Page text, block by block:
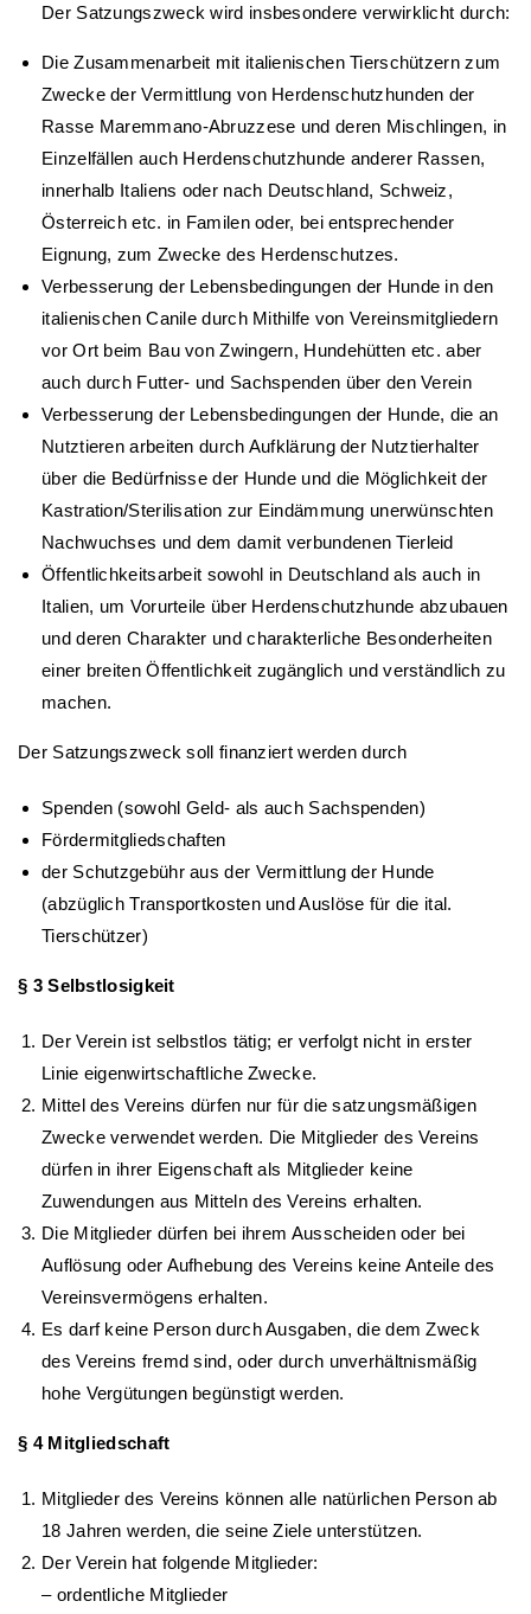
Der Satzungszweck wird insbesondere verwirklicht durch:
Die Zusammenarbeit mit italienischen Tierschützern zum
Zwecke der Vermittlung von Herdenschutzhunden der
Rasse Maremmano-Abruzzese und deren Mischlingen, in
Einzelfällen auch Herdenschutzhunde anderer Rassen,
innerhalb Italiens oder nach Deutschland, Schweiz,
Österreich etc. in Familen oder, bei entsprechender
Eignung, zum Zwecke des Herdenschutzes.
Verbesserung der Lebensbedingungen der Hunde in den
italienischen Canile durch Mithilfe von Vereinsmitgliedern
vor Ort beim Bau von Zwingern, Hundehütten etc. aber
auch durch Futter- und Sachspenden über den Verein
Verbesserung der Lebensbedingungen der Hunde, die an
Nutztieren arbeiten durch Aufklärung der Nutztierhalter
über die Bedürfnisse der Hunde und die Möglichkeit der
Kastration/Sterilisation zur Eindämmung unerwünschten
Nachwuchses und dem damit verbundenen Tierleid
Öffentlichkeitsarbeit sowohl in Deutschland als auch in
Italien, um Vorurteile über Herdenschutzhunde abzubauen
und deren Charakter und charakterliche Besonderheiten
einer breiten Öffentlichkeit zugänglich und verständlich zu
machen.
Der Satzungszweck soll finanziert werden durch
Spenden (sowohl Geld- als auch Sachspenden)
Fördermitgliedschaften
der Schutzgebühr aus der Vermittlung der Hunde
(abzüglich Transportkosten und Auslöse für die ital.
Tierschützer)
§ 3 Selbstlosigkeit
Der Verein ist selbstlos tätig; er verfolgt nicht in erster
Linie eigenwirtschaftliche Zwecke.
Mittel des Vereins dürfen nur für die satzungsmäßigen
Zwecke verwendet werden. Die Mitglieder des Vereins
dürfen in ihrer Eigenschaft als Mitglieder keine
Zuwendungen aus Mitteln des Vereins erhalten.
Die Mitglieder dürfen bei ihrem Ausscheiden oder bei
Auflösung oder Aufhebung des Vereins keine Anteile des
Vereinsvermögens erhalten.
Es darf keine Person durch Ausgaben, die dem Zweck
des Vereins fremd sind, oder durch unverhältnismäßig
hohe Vergütungen begünstigt werden.
§ 4Mitgliedschaft
Mitglieder des Vereins können alle natürlichen Person ab
18 Jahren werden, die seine Ziele unterstützen.
Der Verein hat folgende Mitglieder:
– ordentliche Mitglieder